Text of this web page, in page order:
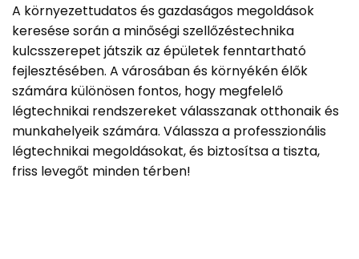
A környezettudatos és gazdaságos megoldások
keresése során a minőségi szellőzéstechnika
kulcsszerepet játszik az épületek fenntartható
fejlesztésében. A városában és környékén élők
számára különösen fontos, hogy megfelelő
légtechnikai rendszereket válasszanak otthonaik és
munkahelyeik számára. Válassza a professzionális
légtechnikai megoldásokat, és biztosítsa a tiszta,
friss levegőt minden térben!